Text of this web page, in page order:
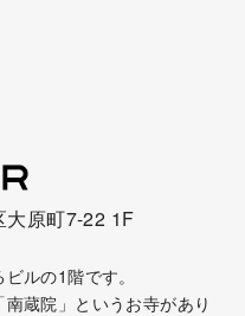
原町7-22 1F
ルの1階です。
蔵院」というお寺があり